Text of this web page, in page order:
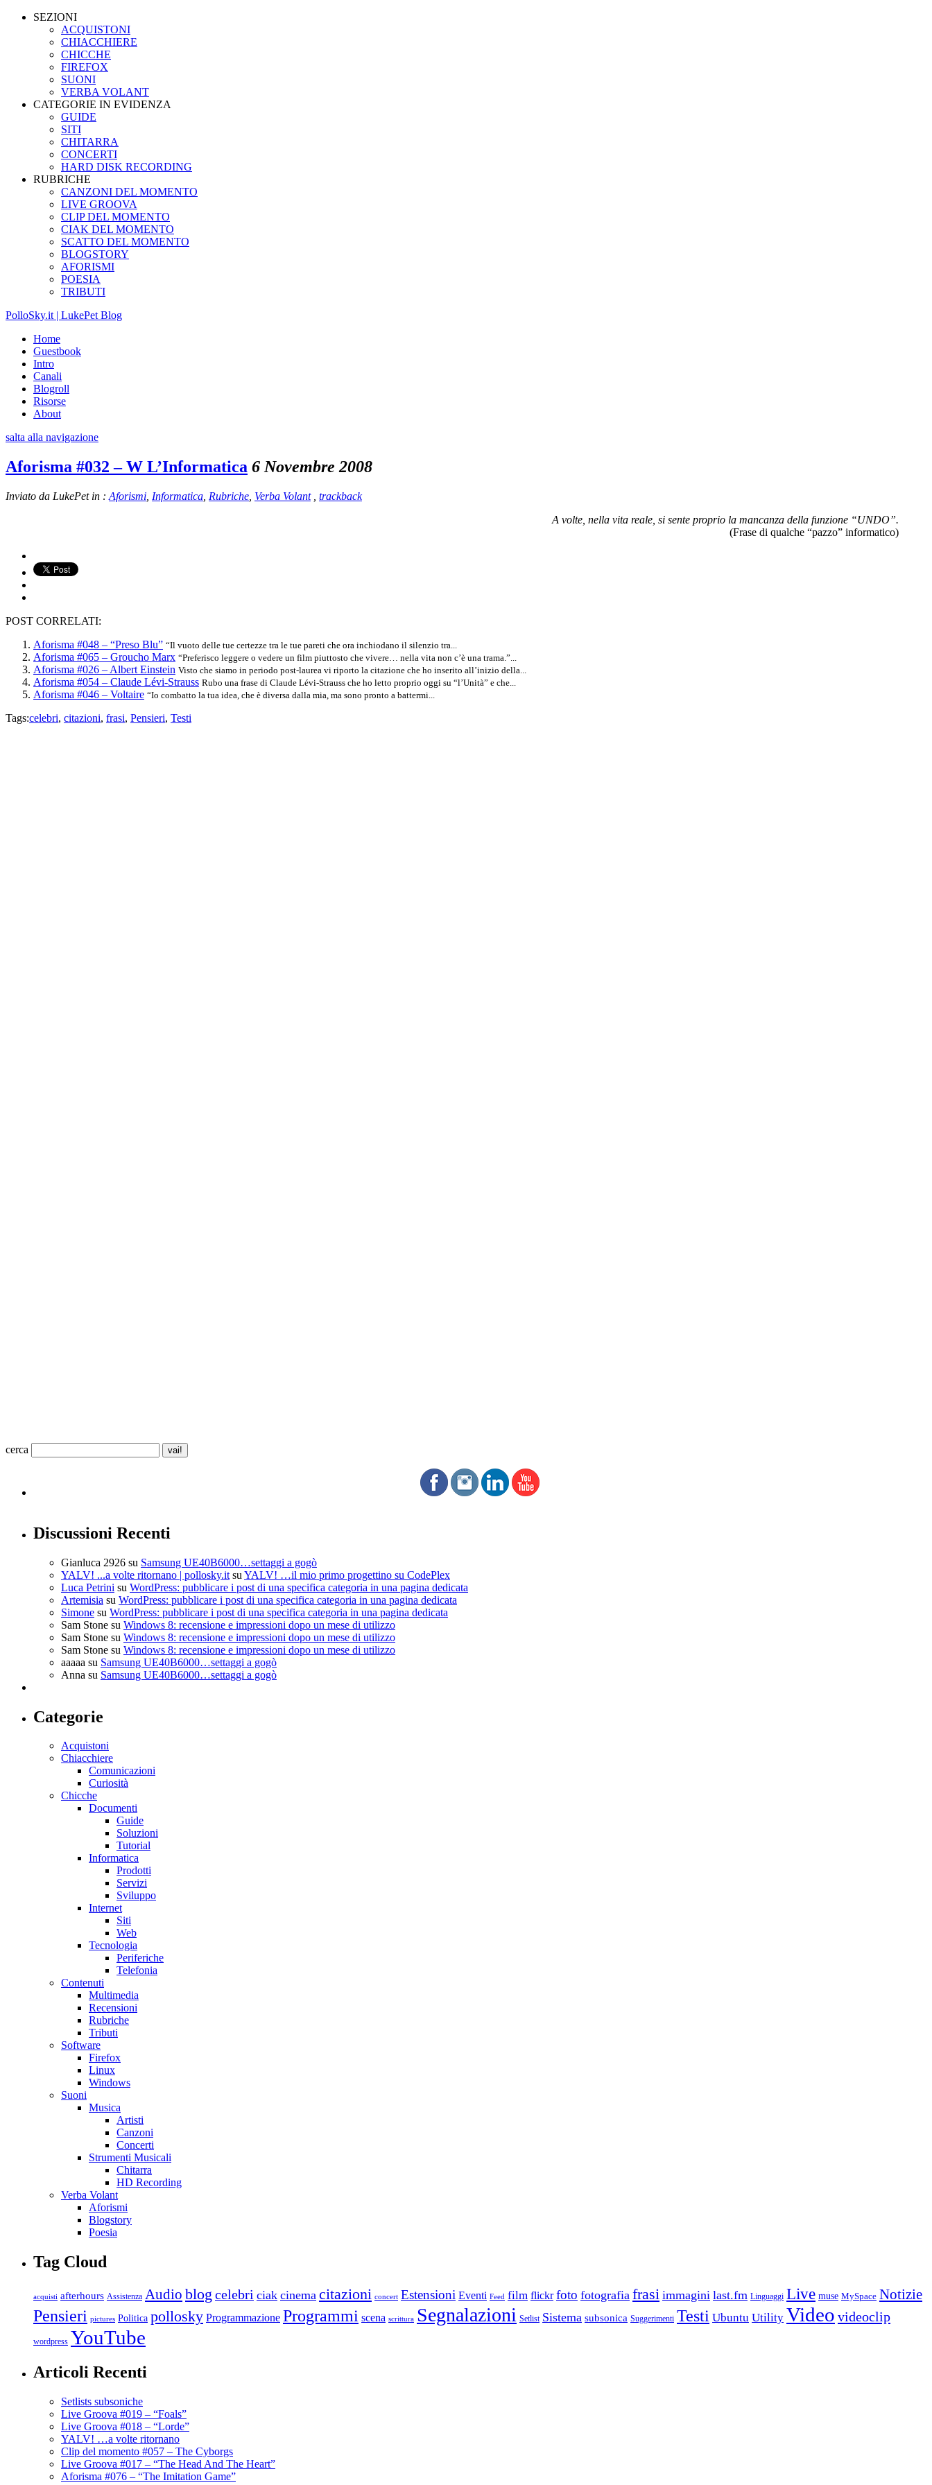
SEZIONI
ACQUISTONI
CHIACCHIERE
CHICCHE
FIREFOX
SUONI
VERBA VOLANT
CATEGORIE IN EVIDENZA
GUIDE
SITI
CHITARRA
CONCERTI
HARD DISK RECORDING
RUBRICHE
CANZONI DEL MOMENTO
LIVE GROOVA
CLIP DEL MOMENTO
CIAK DEL MOMENTO
SCATTO DEL MOMENTO
BLOGSTORY
AFORISMI
POESIA
TRIBUTI
PolloSky.it | LukePet Blog
Home
Guestbook
Intro
Canali
Blogroll
Risorse
About
salta alla navigazione
Aforisma #032 – W L’Informatica 6 Novembre 2008
Inviato da LukePet in : Aforismi Informatica Rubriche Verba Volant, trackback
A volte, nella vita reale, si sente proprio la mancanza della funzione “UNDO”.
(Frase di qualche “pazzo” informatico)
POST CORRELATI:
Aforisma #048 – “Preso Blu” “Il vuoto delle tue certezze tra le tue pareti che ora inchiodano il silenzio tra...
Aforisma #065 – Groucho Marx “Preferisco leggere o vedere un film piuttosto che vivere… nella vita non c’è una trama.”...
Aforisma #026 – Albert Einstein Visto che siamo in periodo post-laurea vi riporto la citazione che ho inserito all’inizio della...
Aforisma #054 – Claude Lévi-Strauss Rubo una frase di Claude Lévi-Strauss che ho letto proprio oggi su “l’Unità” e che...
Aforisma #046 – Voltaire “Io combatto la tua idea, che è diversa dalla mia, ma sono pronto a battermi...
Tags:celebri, citazioni, frasi, Pensieri, Testi
cerca
Discussioni Recenti
Gianluca 2926 su Samsung UE40B6000…settaggi a gogò
YALV! ...a volte ritornano | pollosky.it su YALV! …il mio primo progettino su CodePlex
Luca Petrini su WordPress: pubblicare i post di una specifica categoria in una pagina dedicata
Artemisia su WordPress: pubblicare i post di una specifica categoria in una pagina dedicata
Simone su WordPress: pubblicare i post di una specifica categoria in una pagina dedicata
Sam Stone su Windows 8: recensione e impressioni dopo un mese di utilizzo
Sam Stone su Windows 8: recensione e impressioni dopo un mese di utilizzo
Sam Stone su Windows 8: recensione e impressioni dopo un mese di utilizzo
aaaaa su Samsung UE40B6000…settaggi a gogò
Anna su Samsung UE40B6000…settaggi a gogò
Categorie
Acquistoni
Chiacchiere
Comunicazioni
Curiosità
Chicche
Documenti
Guide
Soluzioni
Tutorial
Informatica
Prodotti
Servizi
Sviluppo
Internet
Siti
Web
Tecnologia
Periferiche
Telefonia
Contenuti
Multimedia
Recensioni
Rubriche
Tributi
Software
Firefox
Linux
Windows
Suoni
Musica
Artisti
Canzoni
Concerti
Strumenti Musicali
Chitarra
HD Recording
Verba Volant
Aforismi
Blogstory
Poesia
Tag Cloud
acquisti afterhours Assistenza Audio blog celebri ciak cinema citazioni concert Estensioni Eventi Feed film flickr foto fotografia frasi immagini last.fm Linguaggi Live muse MySpace Notizie
Pensieri pictures Politica pollosky Programmazione Programmi scena scrittura Segnalazioni Setlist Sistema subsonica Suggerimenti Testi Ubuntu Utility Video videoclip
wordpress YouTube
Articoli Recenti
Setlists subsoniche
Live Groova #019 – “Foals”
Live Groova #018 – “Lorde”
YALV! …a volte ritornano
Clip del momento #057 – The Cyborgs
Live Groova #017 – “The Head And The Heart”
Aforisma #076 – “The Imitation Game”